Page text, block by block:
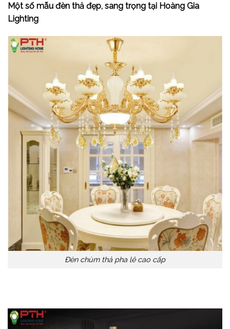
Một số mẫu đèn thả đẹp, sang trọng tại Hoàng Gia
Lighting
Đèn chùm thả pha lê cao cấp